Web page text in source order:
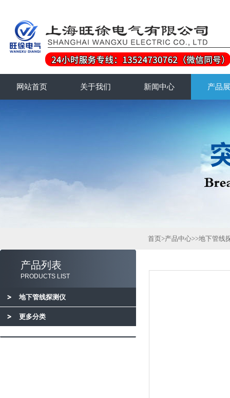
网站首页 关于我们 新闻中心 产品
产品列表
PRODUCTS LIST
地下管线探测仪
更多分类
首页>产品中心>>地下管线